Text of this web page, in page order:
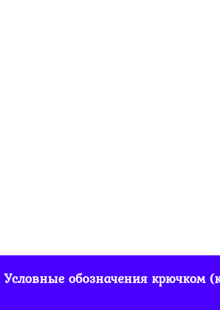
Условные обозначения крючком